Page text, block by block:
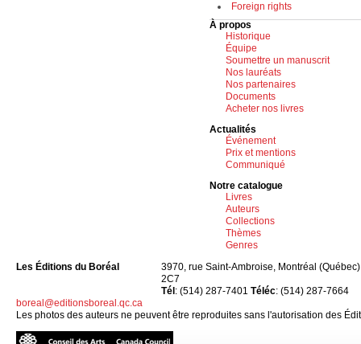
Foreign rights
À propos
Historique
Équipe
Soumettre un manuscrit
Nos lauréats
Nos partenaires
Documents
Acheter nos livres
Actualités
Événement
Prix et mentions
Communiqué
Notre catalogue
Livres
Auteurs
Collections
Thèmes
Genres
Les Éditions du Boréal
3970, rue Saint-Ambroise, Montréal
2C7
Tél: (514) 287-7401 Téléc: (514) 287-7664
boreal@editionsboreal.qc.ca
Les photos des auteurs ne peuvent être reproduites sans l'autorisation des